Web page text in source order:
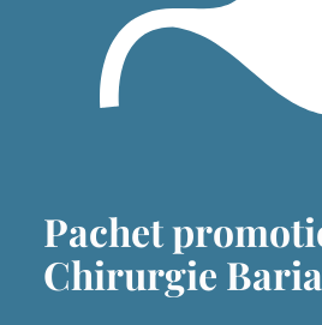
Pachet
Chirurgie